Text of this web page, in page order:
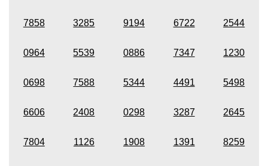
7858 3285 9194 6722 2544
0964 5539 0886 7347 1230
0698 7588 5344 4491 5498
6606 2408 0298 3287 2645
7804 1126 1908 1391 8259